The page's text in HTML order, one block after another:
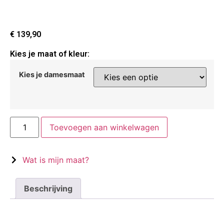
€ 139,90
Kies je maat of kleur:
Kies je damesmaat
Toevoegen aan winkelwagen
Wat is mijn maat?
Beschrijving